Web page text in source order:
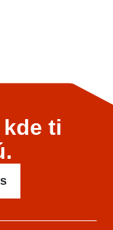
ti